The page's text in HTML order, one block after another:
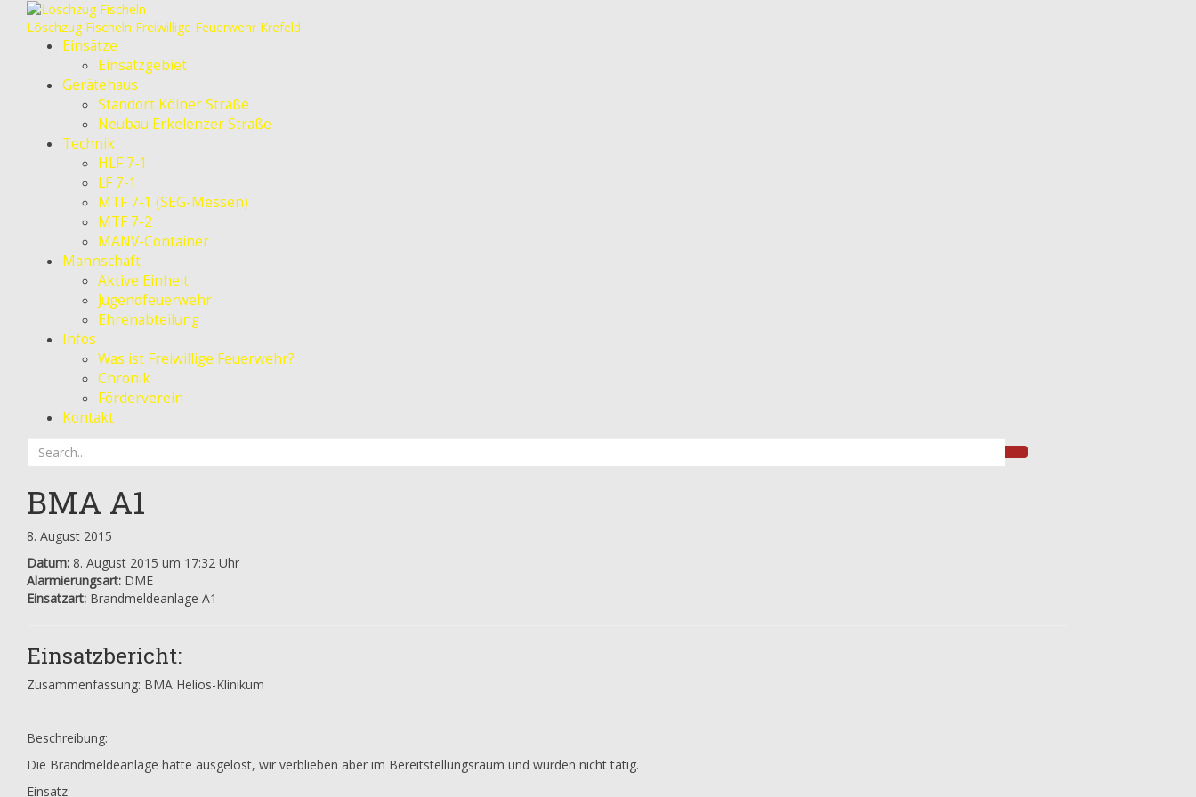
Löschzug Fischeln Freiwillige Feuerwehr Krefeld
Einsätze
Einsatzgebiet
Gerätehaus
Standort Kölner Straße
Neubau Erkelenzer Straße
Technik
HLF 7-1
LF 7-1
MTF 7-1 (SEG-Messen)
MTF 7-2
MANV-Container
Mannschaft
Aktive Einheit
Jugendfeuerwehr
Ehrenabteilung
Infos
Was ist Freiwillige Feuerwehr?
Chronik
Förderverein
Kontakt
BMA A1
8. August 2015
Datum: 8. August 2015 um 17:32 Uhr
Alarmierungsart: DME
Einsatzart: Brandmeldeanlage A1
Einsatzbericht:
Zusammenfassung: BMA Helios-Klinikum
Beschreibung:
Die Brandmeldeanlage hatte ausgelöst, wir verblieben aber im Bereitstellungsraum und wurden nicht tätig.
Einsatz